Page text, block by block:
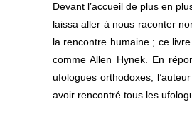
Devant l’accueil de plus en
laissa aller à nous raconter
la rencontre humaine ; ce
comme Allen Hynek. En
ufologues orthodoxes,
avoir rencontré tous les